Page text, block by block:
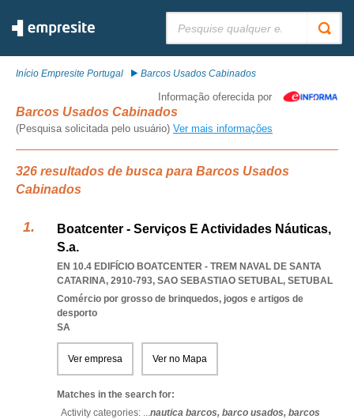
Início Empresite Portugal Barcos Usados Cabinados
Informação oferecida por
Barcos Usados Cabinados
(Pesquisa solicitada pelo usuário) Ver mais informações
326 resultados de busca para Barcos Usados
Cabinados
Boatcenter - Serviços E Actividades Náuticas,
S.a.
EN 10.4 EDIFÍCIO BOATCENTER - TREM NAVAL DE SANTA
CATARINA, 2910-793, SAO SEBASTIAO SETUBAL, SETUBAL
Comércio por grosso de brinquedos, jogos e artigos de
desporto
SA
Ver empresa Ver no Mapa
Matches in the search for:
Activity categories: ...nautica barcos, barco usados, barcos